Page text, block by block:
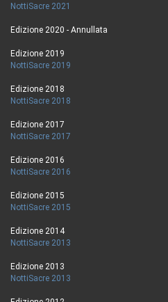
NottiSacre 2021
Edizione 2020 - Annullata
Edizione 2019
NottiSacre 2019
Edizione 2018
NottiSacre 2018
Edizione 2017
NottiSacre 2017
Edizione 2016
NottiSacre 2016
Edizione 2015
NottiSacre 2015
Edizione 2014
NottiSacre 2013
Edizione 2013
NottiSacre 2013